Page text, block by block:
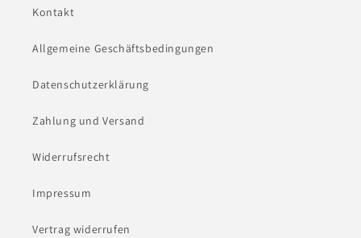
Kontakt
Allgemeine Geschäftsbedingungen
Datenschutzerklärung
Zahlung und Versand
Widerrufsrecht
Impressum
Vertrag widerrufen